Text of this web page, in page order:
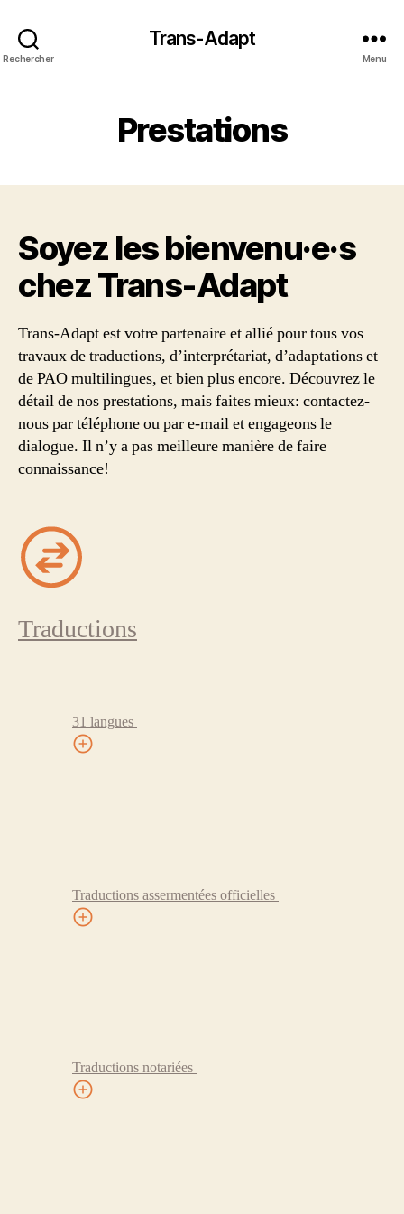
Rechercher
Trans-Adapt
Menu
Prestations
Soyez les bienvenu·e·s
chez Trans‑Adapt
Trans-Adapt est votre partenaire et allié pour tous vos
travaux de traductions, d’interprétariat, d’adaptations et
de PAO multilingues, et bien plus encore. Découvrez le
détail de nos prestations, mais faites mieux: contactez-
nous par téléphone ou par e-mail et engageons le
dialogue. Il n’y a pas meilleure manière de faire
connaissance!
Traductions
31 langues
Traductions assermentées officielles
Traductions notariées